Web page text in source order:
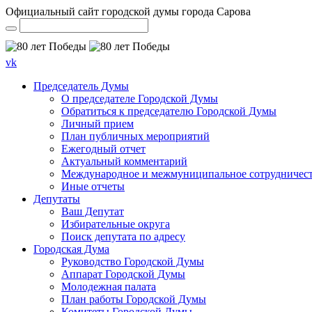
Официальный сайт городской думы города Сарова
vk
Председатель Думы
О председателе Городской Думы
Обратиться к председателю Городской Думы
Личный прием
План публичных мероприятий
Ежегодный отчет
Актуальный комментарий
Международное и межмуниципальное
Иные отчеты
Депутаты
Ваш Депутат
Избирательные округа
Поиск депутата по адресу
Городская Дума
Руководство Городской Думы
Аппарат Городской Думы
Молодежная палата
План работы Городской Думы